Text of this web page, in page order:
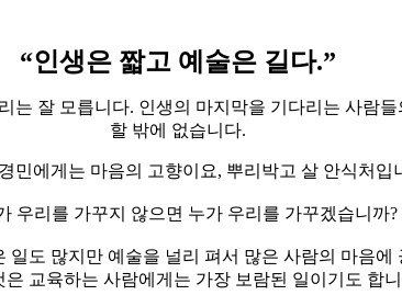
“인생은 짧고 예술은 길다.”
는 잘 모릅니다. 인생의 마지막을 기다리는 사람
할 밖에 없습니다.
민에게는 마음의 고향이요, 뿌리박고 살 안식처입
우리를 가꾸지 않으면 누가 우리를 가꾸겠습니까?
일도 많지만 예술을 널리 펴서 많은 사람의 마음에
은 교육하는 사람에게는 가장 보람된 일이기도 합